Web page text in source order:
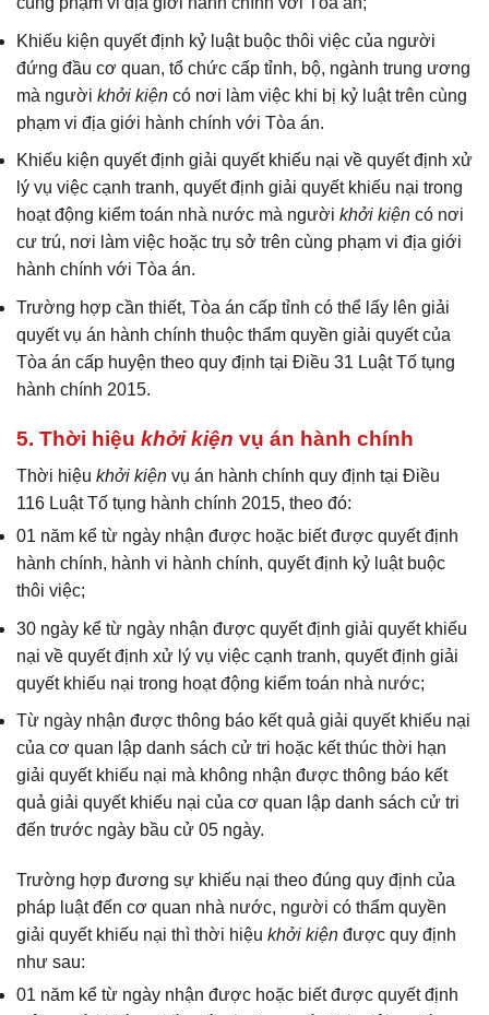
Khiếu kiện quyết định kỷ luật buộc thôi việc của người
đứng đầu cơ quan, tổ chức cấp tỉnh, bộ, ngành trung ương
mà người khởi kiện có nơi làm việc khi bị kỷ luật trên cùng
phạm vi địa giới hành chính với Tòa án.
Khiếu kiện quyết định giải quyết khiếu nại về quyết định xử
lý vụ việc cạnh tranh, quyết định giải quyết khiếu nại trong
hoạt động kiểm toán nhà nước mà người khởi kiện có nơi
cư trú, nơi làm việc hoặc trụ sở trên cùng phạm vi địa giới
hành chính với Tòa án.
Trường hợp cần thiết, Tòa án cấp tỉnh có thể lấy lên giải
quyết vụ án hành chính thuộc thẩm quyền giải quyết của
Tòa án cấp huyện theo quy định tại Điều 31 Luật Tố tụng
hành chính 2015.
5. Thời hiệu khởi kiện vụ án hành chính
Thời hiệu khởi kiện vụ án hành chính quy định tại Điều
116 Luật Tố tụng hành chính 2015, theo đó:
01 năm kể từ ngày nhận được hoặc biết được quyết định
hành chính, hành vi hành chính, quyết định kỷ luật buộc
thôi việc;
30 ngày kể từ ngày nhận được quyết định giải quyết khiếu
nại về quyết định xử lý vụ việc cạnh tranh, quyết định giải
quyết khiếu nại trong hoạt động kiểm toán nhà nước;
Từ ngày nhận được thông báo kết quả giải quyết khiếu nại
của cơ quan lập danh sách cử tri hoặc kết thúc thời hạn
giải quyết khiếu nại mà không nhận được thông báo kết
quả giải quyết khiếu nại của cơ quan lập danh sách cử tri
đến trước ngày bầu cử 05 ngày.
Trường hợp đương sự khiếu nại theo đúng quy định của
pháp luật đến cơ quan nhà nước, người có thẩm quyền
giải quyết khiếu nại thì thời hiệu khởi kiện được quy định
như sau:
01 năm kể từ ngày nhận được hoặc biết được quyết định